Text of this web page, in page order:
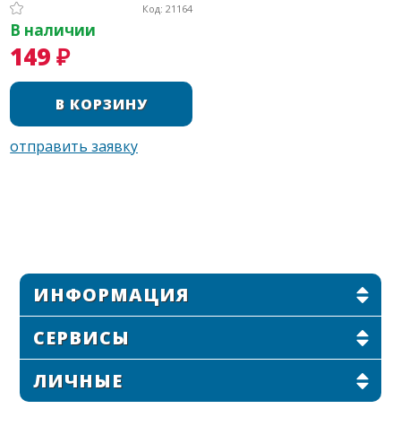
Код: 21164
В наличии
149 ₽
ИНФОРМАЦИЯ
СЕРВИСЫ
ЛИЧНЫЕ